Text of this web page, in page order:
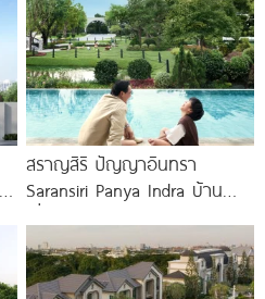
สราญสิริ ปัญญาอินทรา
Saransiri Panya Indra บ้าน
รร.สาธิตพัฒนา